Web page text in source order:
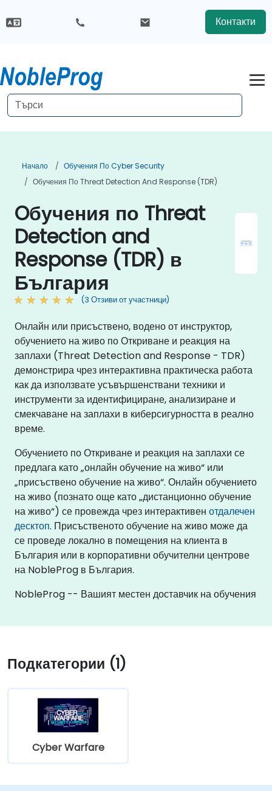
Контакти
Начало
Обучения По Cyber Security
Обучения По Threat Detection And Response (TDR)
Oбучения по Threat
Detection and
Response (TDR) в
България
(3 Отзиви от участници)
Онлайн или присъствено, водено от инструктор,
обучението на живо по Откриване и реакция на
заплахи (Threat Detection and Response - TDR)
демонстрира чрез интерактивна практическа работа
как да използвате усъвършенствани техники и
инструменти за идентифициране, анализиране и
смекчаване на заплахи в киберсигурността в реално
време.
Обучението по Откриване и реакция на заплахи се
предлага като „онлайн обучение на живо“ или
„присъствено обучение на живо“. Онлайн обучението
на живо (познато още като „дистанционно обучение
на живо“) се провежда чрез интерактивен отдалечен
десктоп. Присъственото обучение на живо може да
се проведе локално в помещения на клиента в
България или в корпоративни обучителни центрове
на NobleProg в България.
NobleProg -- Вашият местен доставчик на обучения
Подкатегории (1)
Cyber Warfare